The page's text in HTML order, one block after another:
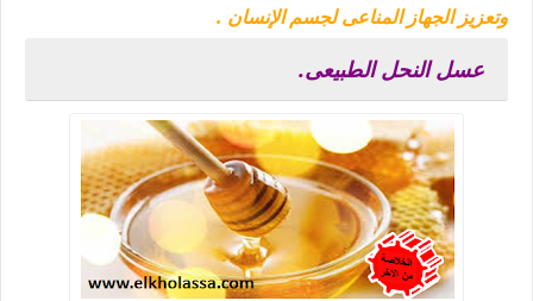
وتعزيز الجهاز المناعى لجسم الإنسان .
عسل النحل الطبيعى.